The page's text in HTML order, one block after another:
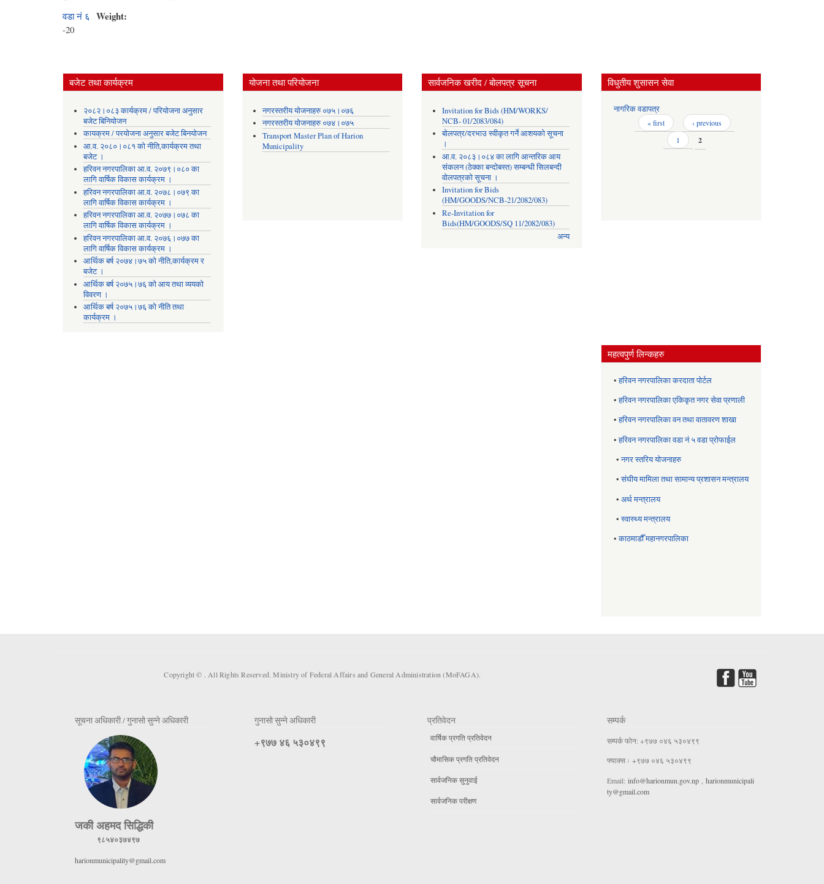
वडा नं ६ Weight:
-20
बजेट तथा कार्यक्रम
२०८२।०८३ कार्यक्रम / परियोजना अनुसार
बजेट बिनियोजन
कायक्रम / परयोजना अनुसार बजेट बिनयोजन
आ.व. २०८०।०८१ को नीति,कार्यक्रम तथा
बजेट ।
हरिवन नगरपालिका आ‍.व. २०७९।०८० का
लागि वार्षिक विकास कार्यक्रम ।
हरिवन नगरपालिका आ‍.व. २०७८।०७९ का
लागि वार्षिक विकास कार्यक्रम ।
हरिवन नगरपालिका आ‍.व. २०७७।०७८ का
लागि वार्षिक विकास कार्यक्रम ।
हरिवन नगरपालिका आ‍.व. २०७६।०७७ का
लागि वार्षिक विकास कार्यक्रम ।
आर्थिक बर्ष २०७४।७५ को नीति,कार्यक्रम र
बजेट ।
आर्थिक बर्ष २०७५।७६ को आय तथा व्ययकाे
विवरण ।
आर्थिक बर्ष २०७५।७६ को नीति तथा
कार्यक्रम ।
योजना तथा परियोजना
नगरस्तरीय योजनाहरु ०७५।०७६
नगरस्तरीय योजनाहरु ०७४।०७५
Transport Master Plan of Harion
Municipality
सार्वजनिक खरीद / बोलपत्र सूचना
Invitation for Bids (HM/WORKS/
NCB- 01/2083/084)
बोलपत्र/दरभाउ स्वीकृत गर्ने आशयको सूचना
।
आ.व. २०८३।०८४ का लागि आन्तरिक आय
संकलन (ठेक्का बन्दोबस्त) सम्बन्धी सिलबन्दी
वोलपत्रको सूचना ।
Invitation for Bids
(HM/GOODS/NCB-21/2082/083)
Re-Invitation for
Bids(HM/GOODS/SQ 11/2082/083)
अन्य
विधुतीय शुसासन सेवा
नागरिक वडापत्र
Pages « first
‹ previous
1
2
महत्वपुर्ण लिन्कहरु
•हरिवन नगरपालिका करदाता पोर्टल
•हरिवन नगरपालिका एकिकृत नगर सेवा प्रणाली
•हरिवन नगरपालिका वन तथा वातावरण शाखा
•हरिवन नगरपालिका वडा नं ५ वडा प्रोफाईल
•नगर स्तरिय याेजनाहरु
•संघीय मामिला तथा सामान्य प्रशासन मन्त्रालय
• अर्थ मन्त्रालय
•स्वास्थ्य मन्त्रालय
•काठमाडौँ महानगरपालिका
Copyright © . All Rights Reserved. Ministry of Federal Affairs and General Administration (MoFAGA).
सूचना अधिकारी / गुनासो सुन्ने अधिकारी
जकी अहमद सिद्धिकी
९८५४०३७४९७
harionmunicipality@gmail.com
गुनासो सुन्ने अधिकारी
+९७७ ४६ ५३०४९९
प्रतिवेदन
वार्षिक प्रगति प्रतिवेदन
चौमासिक प्रगति प्रतिवेदन
सार्वजनिक सुनुवाई
सार्वजनिक परीक्षण
सम्पर्क
सम्पर्क फोन: +९७७ ०४६ ५३०४९९
फ्याक्स ः +९७७ ०४६ ५३०४९९
Email: info@harionmun.gov.np, harionmunicipali
ty@gmail.com